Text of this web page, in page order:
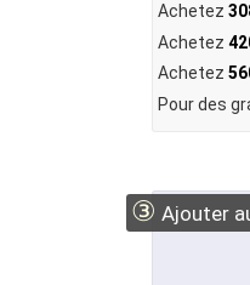
Achetez
Achetez
Achetez
Pour des
③ Ajouter